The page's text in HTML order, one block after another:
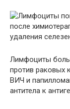
Лимфоциты
против раковых
ВИЧ и
антитела к